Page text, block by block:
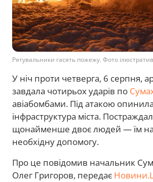
Рятувальники гасять пожежу. Фото
У ніч проти четверга, 6 серпня,
завдала чотирьох ударів по
авіабомбами. Під атакою
інфраструктура міста.
щонайменше двоє людей — їм
необхідну допомогу.
Про це повідомив начальник
Олег Григоров, передає